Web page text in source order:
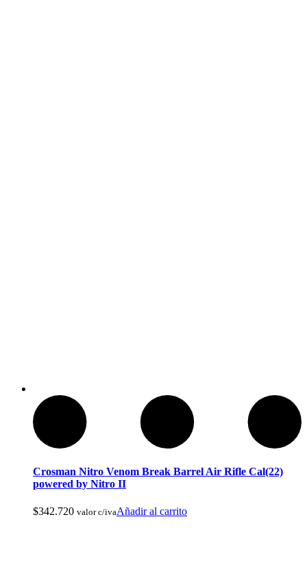
Crosman Nitro Venom Break Barrel Air Rifle Cal(22)
powered by Nitro II
$342.720 valor c/ivaAñadir al carrito